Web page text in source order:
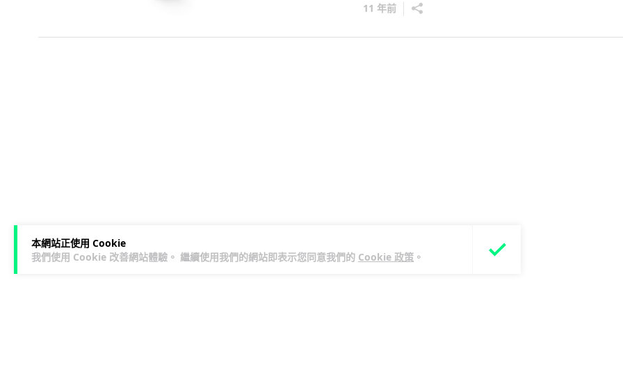
本網站正使用 Cookie
我們使用 Cookie 改善網站體驗。 繼續使用我們的網站即表示您同意我們的 Cookie 政策 。
11 年前